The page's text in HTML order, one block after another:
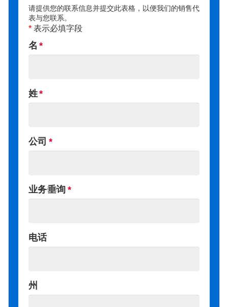
请提供您的联系信息并提交此表格，以便我们的销售代
表与您联系。
* 表示必填字段
名
姓
公司
业务垂询
电话
州